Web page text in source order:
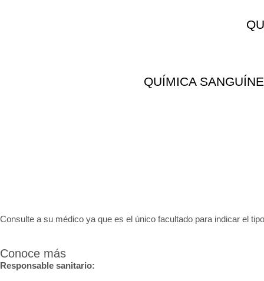
QUÍMICA
Consulte a su médico ya que es el único facultado para indicar el
Conoce más
Responsable sanitario: